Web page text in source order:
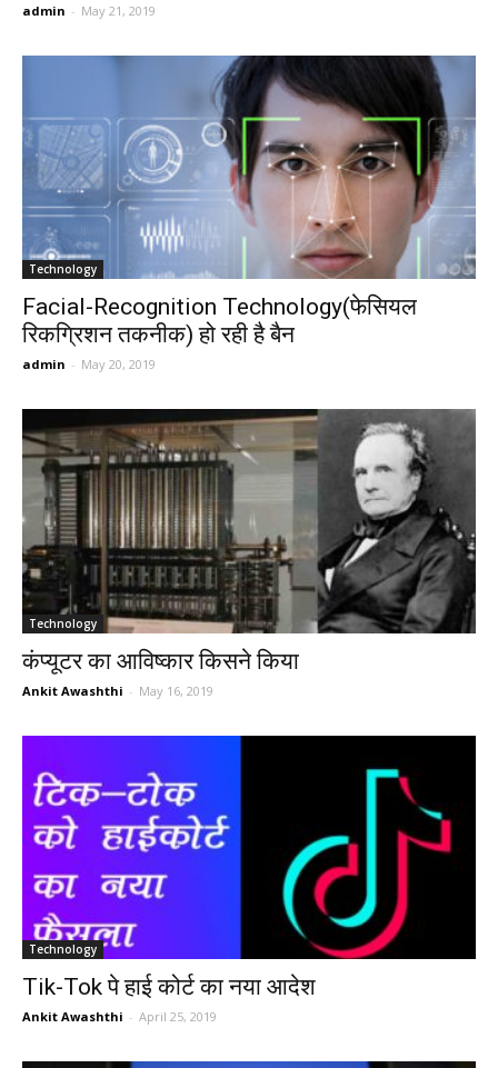
admin - May 21, 2019
Technology
Facial-Recognition Technology(फेसियल
रिकग्रिशन तकनीक) हो रही है बैन
admin - May 20, 2019
Technology
कंप्यूटर का आविष्कार किसने किया
Ankit Awashthi - May 16, 2019
Technology
Tik-Tok पे हाई कोर्ट का नया आदेश
Ankit Awashthi - April 25, 2019